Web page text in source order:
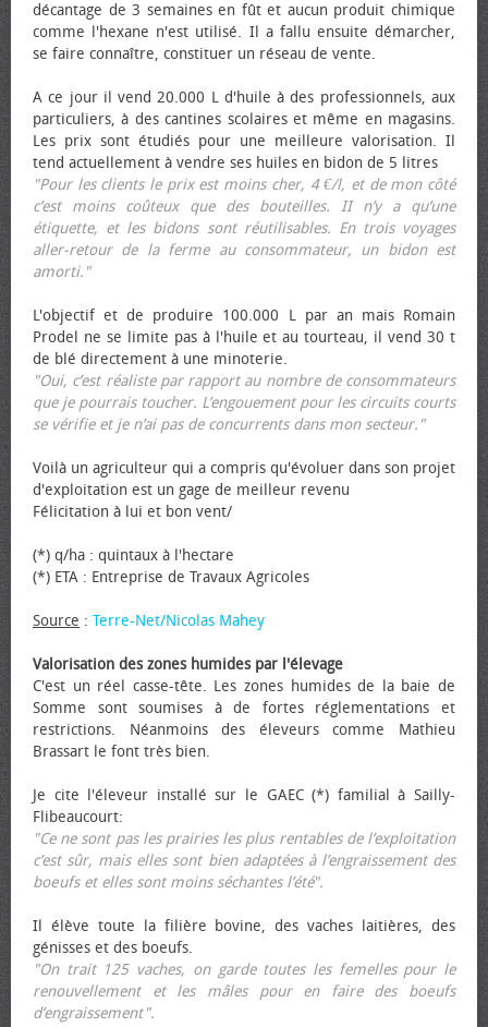
décantage de 3 semaines en fût et aucun produit chimique
comme l'hexane n'est utilisé. Il a fallu ensuite démarcher,
se faire connaître, constituer un réseau de vente.
A ce jour il vend 20.000 L d'huile à des professionnels, aux
particuliers, à des cantines scolaires et même en magasins.
Les prix sont étudiés pour une meilleure valorisation. Il
tend actuellement à vendre ses huiles en bidon de 5 litres
"Pour les clients le prix est moins cher, 4 €/l, et de mon côté
c’est moins coûteux que des bouteilles. II n’y a qu’une
étiquette, et les bidons sont réutilisables. En trois voyages
aller-retour de la ferme au consommateur, un bidon est
amorti."
L'objectif et de produire 100.000 L par an mais Romain
Prodel ne se limite pas à l'huile et au tourteau, il vend 30 t
de blé directement à une minoterie.
"Oui, c’est réaliste par rapport au nombre de consommateurs
que je pourrais toucher. L’engouement pour les circuits courts
se vérifie et je n’ai pas de concurrents dans mon secteur."
Voilà un agriculteur qui a compris qu'évoluer dans son projet
d'exploitation est un gage de meilleur revenu
Félicitation à lui et bon vent/
(*) q/ha : quintaux à l'hectare
(*) ETA : Entreprise de Travaux Agricoles
Source : Terre-Net/Nicolas Mahey
Valorisation des zones humides par l'élevage
C'est un réel casse-tête. Les zones humides de la baie de
Somme sont soumises à de fortes réglementations et
restrictions. Néanmoins des éleveurs comme Mathieu
Brassart le font très bien.
Je cite l'éleveur installé sur le GAEC (*) familial à Sailly-
Flibeaucourt:
"Ce ne sont pas les prairies les plus rentables de l’exploitation
c’est sûr, mais elles sont bien adaptées à l’engraissement des
bœufs et elles sont moins séchantes l’été".
Il élève toute la filière bovine, des vaches laitières, des
génisses et des bœufs.
"On trait 125 vaches, on garde toutes les femelles pour le
renouvellement et les mâles pour en faire des bœufs
d’engraissement".